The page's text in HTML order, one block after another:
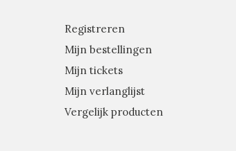
Registreren
Mijn bestellingen
Mijn tickets
Mijn verlanglijst
Vergelijk producten